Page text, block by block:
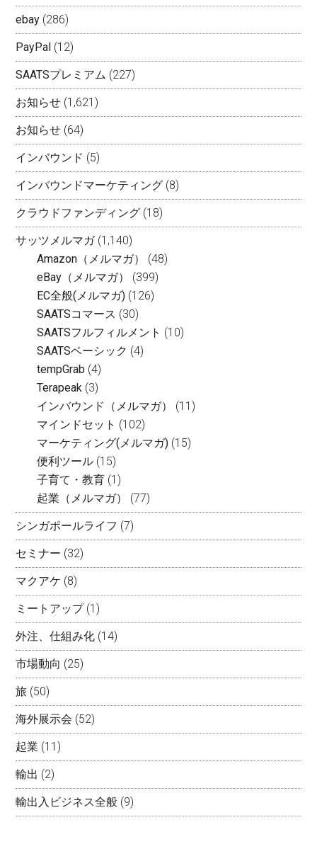
ebay (286)
PayPal (12)
SAATSプレミアム (227)
お知らせ (1,621)
お知らせ (64)
インバウンド (5)
インバウンドマーケティング (8)
クラウドファンディング (18)
サッツメルマガ(1,140)
Amazon（メルマガ）
(48)
eBay（メルマガ）
(399)
EC全般(メルマガ) (126)
SAATSコマース (30)
SAATSフルフィルメント (10)
SAATSベーシック (4)
tempGrab (4)
Terapeak (3)
インバウンド（メルマガ）
(11)
マインドセット (102)
マーケティング(メルマガ) (15)
便利ツール (15)
子育て・教育 (1)
起業（メルマガ）
(77)
シンガポールライフ (7)
セミナー (32)
マクアケ (8)
ミートアップ(1)
外注、仕組み化 (14)
市場動向 (25)
旅 (50)
海外展示会 (52)
起業 (11)
輸出 (2)
輸出入ビジネス全般 (9)